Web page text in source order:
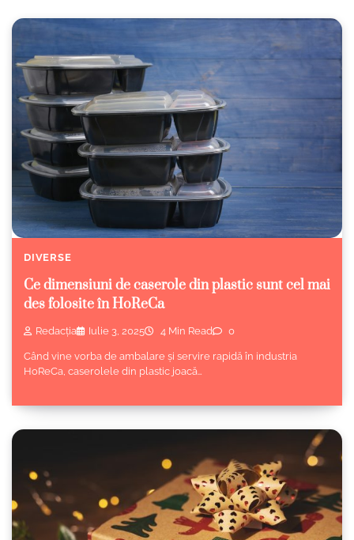
DIVERSE
Ce dimensiuni de caserole din plastic sunt cel mai
des folosite în HoReCa
Redacția Iulie 3, 2025 4 Min Read 0
Când vine vorba de ambalare și servire rapidă în industria
HoReCa, caserolele din plastic joacă…